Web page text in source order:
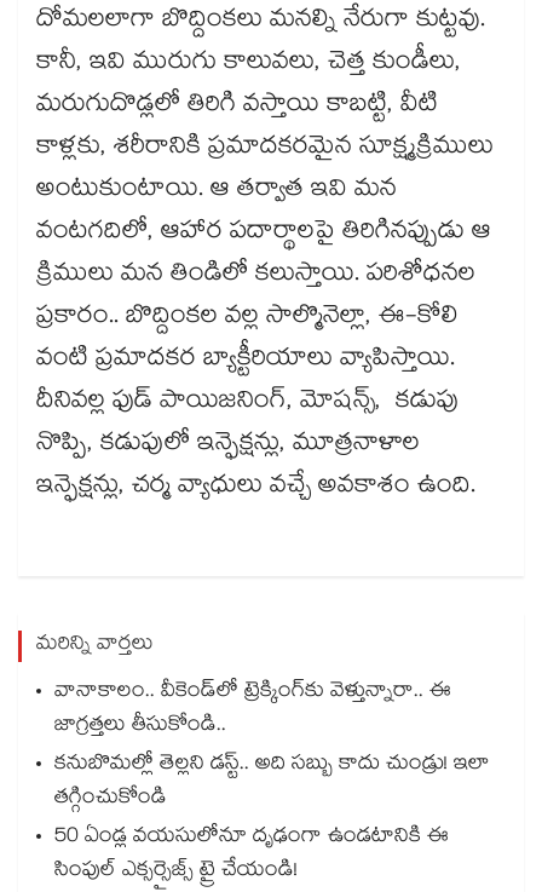
దోమలలాగా బొద్దింకలు మనల్ని నేరుగా కుట్టవు.
కానీ, ఇవి మురుగు కాలువలు, చెత్త కుండీలు,
మరుగుదొడ్లలో తిరిగి వస్తాయి కాబట్టి, వీటి
కాళ్లకు, శరీరానికి ప్రమాదకరమైన సూక్ష్మక్రిములు
అంటుకుంటాయి. ఆ తర్వాత ఇవి మన
వంటగదిలో, ఆహార పదార్థాలపై తిరిగినప్పుడు ఆ
క్రిములు మన తిండిలో కలుస్తాయి. పరిశోధనల
ప్రకారం.. బొద్దింకల వల్ల సాల్మొనెల్లా, ఈ-కోలి
వంటి ప్రమాదకర బ్యాక్టీరియాలు వ్యాపిస్తాయి.
దీనివల్ల ఫుడ్ పాయిజనింగ్, మోషన్స్, కడుపు
నొప్పి, కడుపులో ఇన్ఫెక్షన్లు, మూత్రనాళాల
ఇన్ఫెక్షన్లు, చర్మ వ్యాధులు వచ్చే అవకాశం ఉంది.
మరిన్ని వార్తలు
వానాకాలం.. వీకెండ్‏లో ట్రెక్కింగ్‎కు వెళ్తున్నారా.. ఈ
జాగ్రత్తలు తీసుకోండి..
కనుబొమల్లో తెల్లని డస్ట్.. అది సబ్బు కాదు చుండ్రు! ఇలా
తగ్గించుకోండి
50 ఏండ్ల వయసులోనూ దృఢంగా ఉండటానికి ఈ
సింపుల్ ఎక్సర్సైజ్స్ ట్రై చేయండి!